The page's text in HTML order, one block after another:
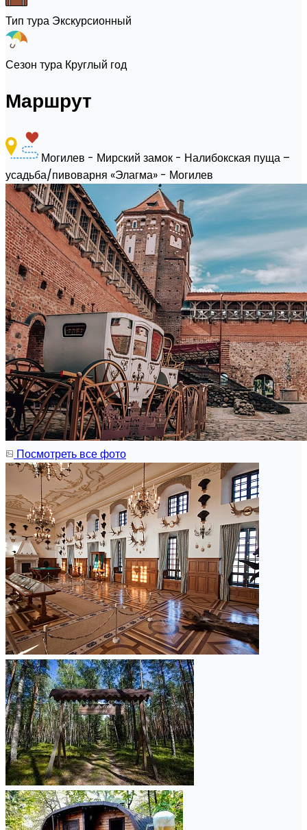
Тип тура Экскурсионный
Сезон тура Круглый год
Маршрут
Могилев - Мирский замок - Налибокская пуща –
усадьба/пивоварня «Элагма» - Могилев
Посмотреть все фото